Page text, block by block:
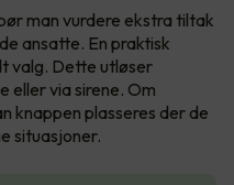
man vurdere ekstra tiltak
ansatte. En praktisk
valg. Dette utløser
eller via sirene. Om
knappen plasseres der de
situasjoner.